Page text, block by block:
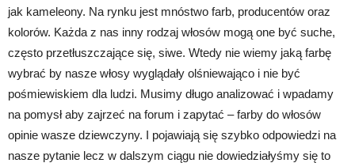
jak kameleony. Na rynku jest mnóstwo farb, producentów oraz
kolorów. Każda z nas inny rodzaj włosów mogą one być suche,
często przetłuszczające się, siwe. Wtedy nie wiemy jaką farbę
wybrać by nasze włosy wyglądały olśniewająco i nie być
pośmiewiskiem dla ludzi. Musimy długo analizować i wpadamy
na pomysł aby zajrzeć na forum i zapytać – farby do włosów
opinie wasze dziewczyny. I pojawiają się szybko odpowiedzi na
nasze pytanie lecz w dalszym ciągu nie dowiedziałyśmy się to